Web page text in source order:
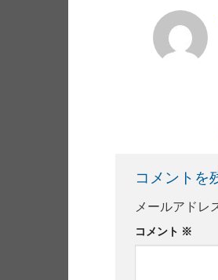
コメントを
メールアドレ
コメント ※